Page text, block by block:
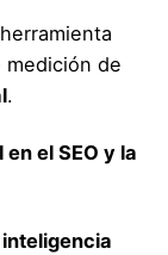
medición de
.
el SEO y la
inteligencia